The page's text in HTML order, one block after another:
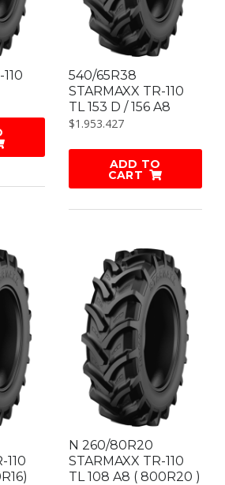
540/65R38
STARMAXX TR-110
TL 153 D / 156 A8
$1.953.427
ADD TO
CART
110
N 260/80R20
STARMAXX TR-110
TL 108 A8 ( 800R20 )